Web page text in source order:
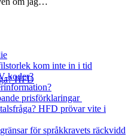
HFD
kom inte in i tid
koder?
prisförklaringar
HFD prövar vite i
för språkkravets räckvidd